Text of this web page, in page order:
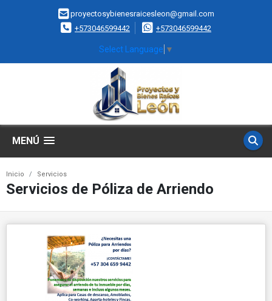
proyectosybienesraicesleon@gmail.com
+573046599442
+573046599442
Select Language ▼
MENÚ
Inicio Servicios
Servicios de Póliza de Arriendo